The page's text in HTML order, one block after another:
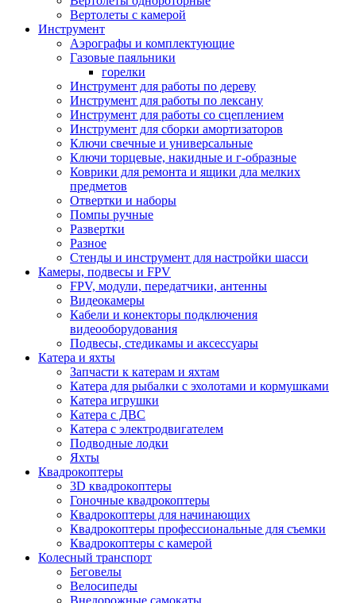
Вертолеты с камерой
Инструмент
Аэрографы и комплектующие
Газовые паяльники
горелки
Инструмент для работы по дереву
Инструмент для работы по лексану
Инструмент для работы со сцеплением
Инструмент для сборки амортизаторов
Ключи свечные и универсальные
Ключи торцевые, накидные и г-образные
Коврики для ремонта и ящики дла мелких
предметов
Отвертки и наборы
Помпы ручные
Развертки
Разное
Стенды и инструмент для настройки шасси
Камеры, подвесы и FPV
FPV, модули, передатчики, антенны
Видеокамеры
Кабели и конекторы подключения
видеооборудования
Подвесы, стедикамы и аксессуары
Катера и яхты
Запчасти к катерам и яхтам
Катера для рыбалки с эхолотами и кормушками
Катера игрушки
Катера с ДВС
Катера с электродвигателем
Подводные лодки
Яхты
Квадрокоптеры
3D квадрокоптеры
Гоночные квадрокоптеры
Квадрокоптеры для начинающих
Квадрокоптеры профессиональные для съемки
Квадрокоптеры с камерой
Колесный транспорт
Беговелы
Велосипеды
Внедорожные самокаты